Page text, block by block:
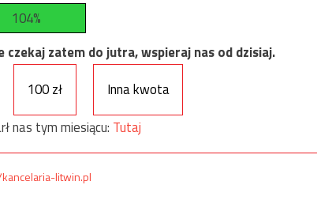
104%
zatem do jutra, wspieraj nas od dzisiaj.
100 zł
Inna kwota
nas tym miesiącu: Tutaj
litwin.pl